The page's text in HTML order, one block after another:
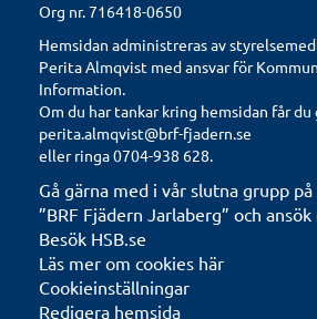
Org nr. 716418-0650
Hemsidan administreras av
Perita Almqvist med ansvar för
Information.
Om du har tankar kring hemsidan får
perita.almqvist@brf-fjadern.se
eller ringa 0704-938 628.
Gå gärna med i vår slutna grupp på
”BRF Fjädern Jarlaberg” och
Besök HSB.se
Läs mer om cookies här
Cookieinställningar
Redigera hemsida